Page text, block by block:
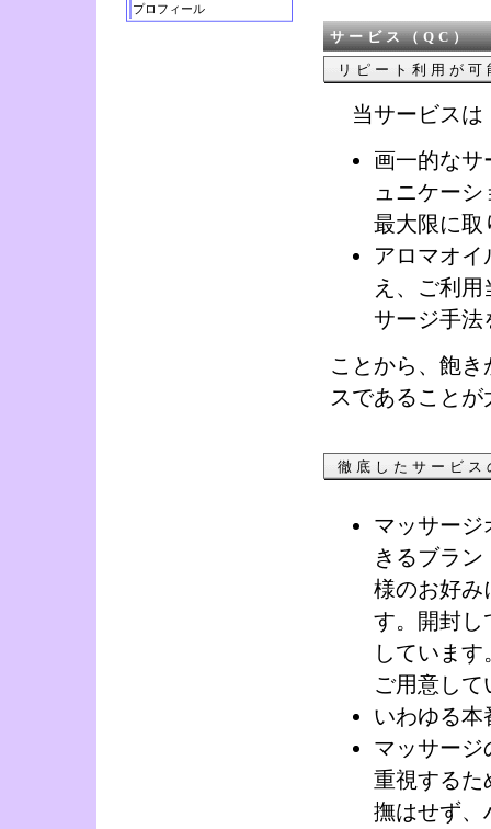
サービス（QC）
リピート利用が
当サービスは
画一的なサ
ュニケー
最大限に取
アロマオ
え、ご利
サージ手法
ことから、飽
スであること
徹底したサービ
マッサージ
きるブラ
様のお好み
す。開封し
していま
ご用意して
いわゆる本
マッサージ
重視するた
撫はせず、
プロフィール